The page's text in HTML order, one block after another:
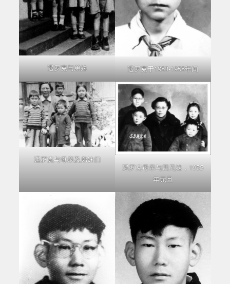
遇罗克与弟妹 遇罗克于1953-1955年间
遇罗克与母亲及弟妹们
遇罗克母亲与四兄妹，1955
年元旦